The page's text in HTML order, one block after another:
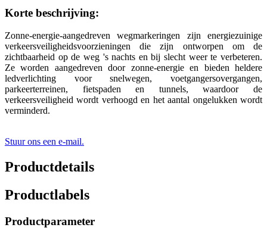
Korte beschrijving:
Zonne-energie-aangedreven wegmarkeringen zijn energiezuinige
verkeersveiligheidsvoorzieningen die zijn ontworpen om de
zichtbaarheid op de weg 's nachts en bij slecht weer te verbeteren.
Ze worden aangedreven door zonne-energie en bieden heldere
ledverlichting voor snelwegen, voetgangersovergangen,
parkeerterreinen, fietspaden en tunnels, waardoor de
verkeersveiligheid wordt verhoogd en het aantal ongelukken wordt
verminderd.
Stuur ons een e-mail.
Productdetails
Productlabels
Productparameter